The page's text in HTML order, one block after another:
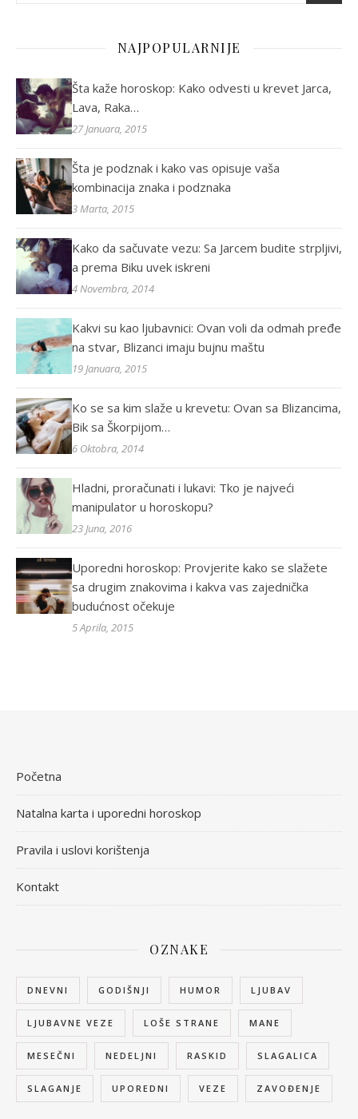
NAJPOPULARNIJE
Šta kaže horoskop: Kako odvesti u krevet Jarca,
Lava, Raka…
27 Januara, 2015
Šta je podznak i kako vas opisuje vaša
kombinacija znaka i podznaka
3 Marta, 2015
Kako da sačuvate vezu: Sa Jarcem budite strpljivi,
a prema Biku uvek iskreni
4 Novembra, 2014
Kakvi su kao ljubavnici: Ovan voli da odmah pređe
na stvar, Blizanci imaju bujnu maštu
19 Januara, 2015
Ko se sa kim slaže u krevetu: Ovan sa Blizancima,
Bik sa Škorpijom…
6 Oktobra, 2014
Hladni, proračunati i lukavi: Tko je najveći
manipulator u horoskopu?
23 Juna, 2016
Uporedni horoskop: Provjerite kako se slažete
sa drugim znakovima i kakva vas zajednička
budućnost očekuje
5 Aprila, 2015
Početna
Natalna karta i uporedni horoskop
Pravila i uslovi korištenja
Kontakt
OZNAKE
DNEVNI GODIŠNJI HUMOR LJUBAV
LJUBAVNE VEZE LOŠE STRANE MANE
MESEČNI NEDELJNI RASKID SLAGALICA
SLAGANJE UPOREDNI VEZE ZAVOĐENJE